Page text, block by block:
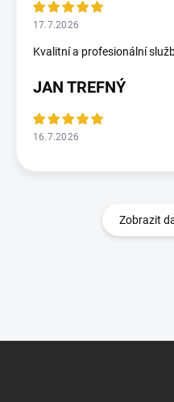
17.7.2026
Kvalitní a profesionální
JAN TREFNÝ
16.7.2026
Zobrazit